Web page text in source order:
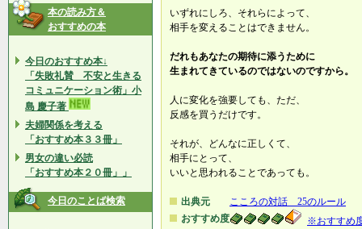
本の読み方＆
おすすめの本
今日のおすすめ本↓
「失敗礼賛 不安と生きる
コミュニケーション術」小
島 慶子著
夫婦関係を考える
「おすすめ本３３冊」
男女の違い必読
「おすすめ本２０冊」」
今日のことば検索
いずれにしろ、それらによって、
相手を変えることはできません。
だれもあなたの期待に添うために
生まれてきているのではないのですから。
人に変化を強要しても、ただ、
反感を買うだけです。
それが、どんなに正しくて、
相手にとって、
いいと思われることであっても。
出典元
こころの対話 25のルール
おすすめ度
※おすすめ